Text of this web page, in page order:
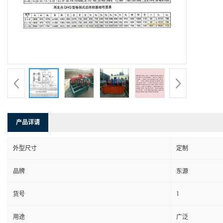
产品详请
外型尺寸 定制
品牌 东源
货号 1
用途 广泛